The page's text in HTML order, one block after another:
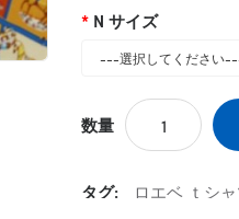
N サイズ
数量
タグ: ロエベ ｔシ